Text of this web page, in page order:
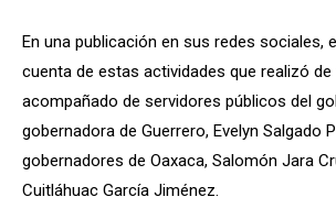
En una publicación en sus redes sociales,
cuenta de estas actividades que realizó
acompañado de servidores públicos del
gobernadora de Guerrero, Evelyn Salgado
gobernadores de Oaxaca, Salomón Jara
Cuitláhuac García Jiménez.